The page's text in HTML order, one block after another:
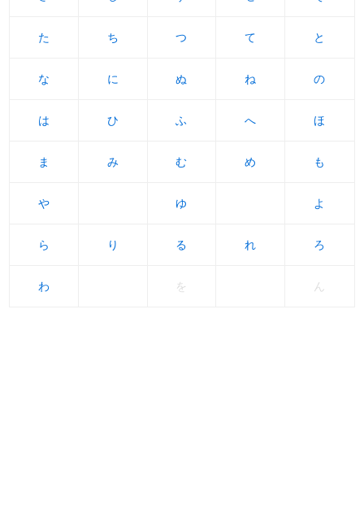
た
た ち
ち つ
つ て
て と
と
な
な に
に ぬ
ぬ ね
ね の
の
は
は ひ
ひ ふ
ふ へ
へ ほ
ほ
ま
ま み
み む
む め
め も
も
や
や ゆ
ゆ よ
よ
ら
ら り
り る
る れ
れ ろ
ろ
わ
わ を ん